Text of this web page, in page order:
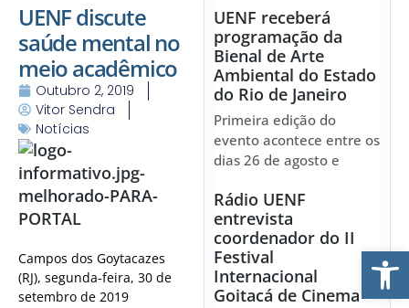
UENF discute
saúde mental no
meio acadêmico
Outubro 2, 2019
Vitor Sendra
Notícias
Campos dos Goytacazes
(RJ), segunda-feira, 30 de
setembro de 2019
UENF receberá
programação da
Bienal de Arte
Ambiental do Estado
do Rio de Janeiro
Primeira edição do
evento acontece entre os
dias 26 de agosto e
Rádio UENF
entrevista
coordenador do II
Festival
Internacional
Goitacá de Cinema